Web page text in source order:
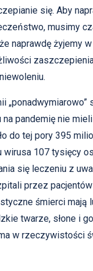
się. Aby
musimy
naprawdę żyjemy
pandemię nie
do tej pory 395
wirusa 107 tysięcy
się leczeniu z
przez pacjentów
śmierci mają
twarze, słone i
w rzeczywistości